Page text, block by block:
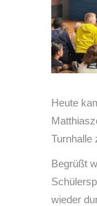
Heute
Turnhalle
Begrüßt
wieder